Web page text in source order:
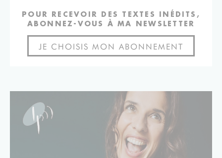
POUR RECEVOIR DES TEXTES INÉDITS,
ABONNEZ-VOUS À MA NEWSLETTER
JE CHOISIS MON ABONNEMENT